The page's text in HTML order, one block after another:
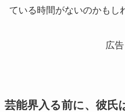
ている時間がないのかもし
広告
芸能界入る前に、彼氏